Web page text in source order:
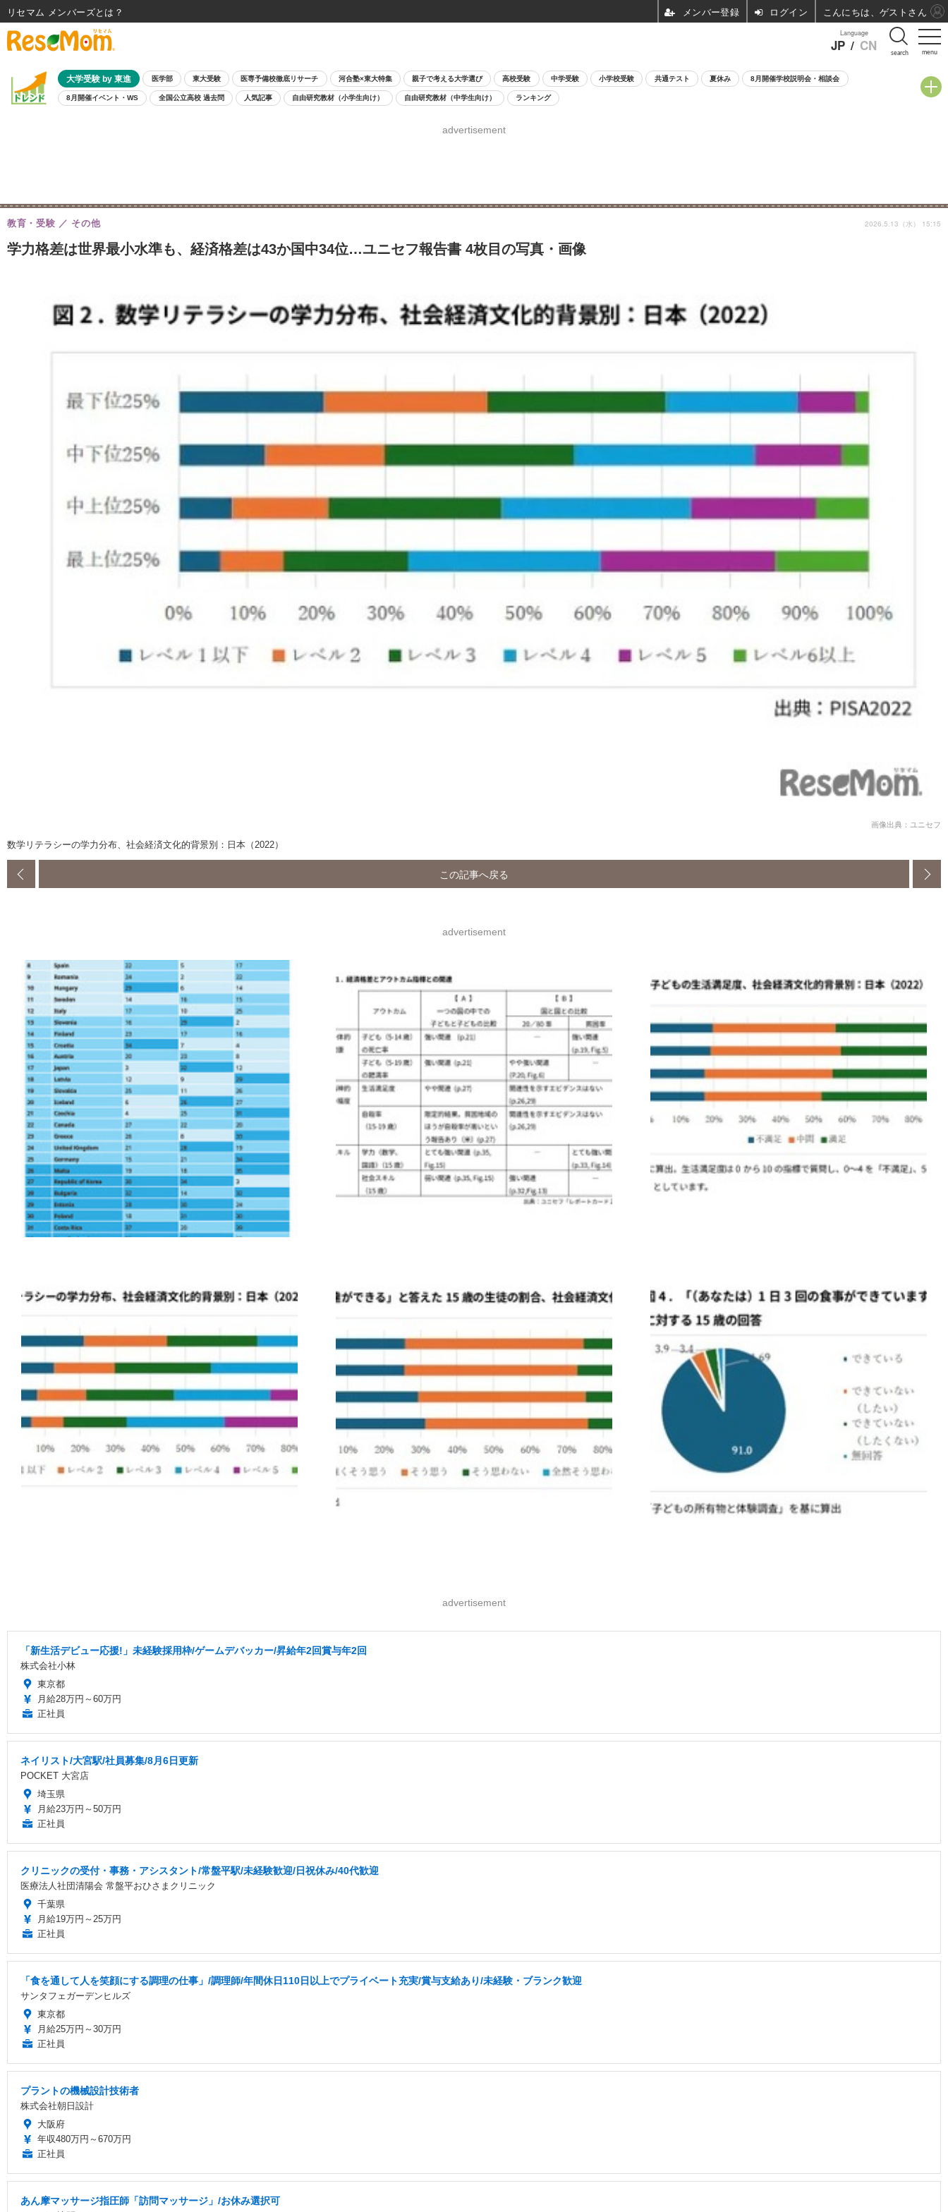
menu
Language
JP / CN search
大学受験 by 東進 医学部 東大受験 医専予備校徹底リサーチ 河合塾×東大特集 親子で考える大学選び 高校受験 中学受験 小学校受験 共通テスト 夏休み 8月開催学校説明会・相談会
8月開催イベント・WS 全国公立高校 過去問 人気記事 自由研究教材（小学生向け） 自由研究教材（中学生向け） ランキング
advertisement
学力格差は世界最小水準も、経済格差は43か国中34位…ユニセフ報告書 4枚目の写真・画像
教育・受験 その他 2026.5.13（水） 15:15
画像出典：ユニセフ
数学リテラシーの学力分布、社会経済文化的背景別：日本（2022）
この記事へ戻る
advertisement
advertisement
「新生活デビュー応援!」未経験採用枠/ゲームデバッカー/昇給年2回賞与年2回
株式会社小林
東京都
月給28万円～60万円
正社員
ネイリスト/大宮駅/社員募集/8月6日更新
POCKET 大宮店
埼玉県
月給23万円～50万円
正社員
クリニックの受付・事務・アシスタント/常盤平駅/未経験歓迎/日祝休み/40代歓迎
医療法人社団清陽会 常盤平おひさまクリニック
千葉県
月給19万円～25万円
正社員
「食を通して人を笑顔にする調理の仕事」/調理師/年間休日110日以上でプライベート充実/賞与支給あり/未経験・ブランク歓迎
サンタフェガーデンヒルズ
東京都
月給25万円～30万円
正社員
プラントの機械設計技術者
株式会社朝日設計
大阪府
年収480万円～670万円
正社員
あん摩マッサージ指圧師「訪問マッサージ」/お休み選択可
リセマム メンバーズ ログイン こんにちは、ゲストさん